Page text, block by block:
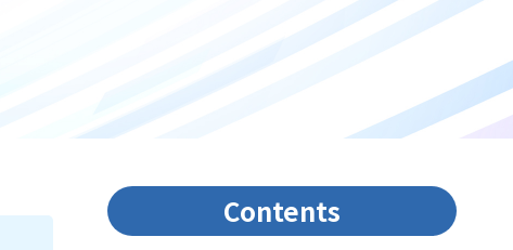
Contents